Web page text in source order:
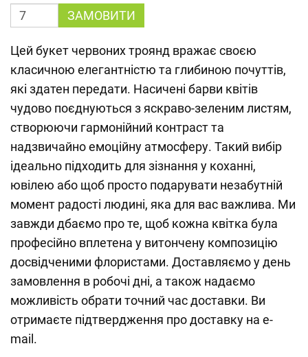
ЗАМОВИТИ
Цей букет червоних троянд вражає своєю
класичною елегантністю та глибиною почуттів,
які здатен передати. Насичені барви квітів
чудово поєднуються з яскраво-зеленим листям,
створюючи гармонійний контраст та
надзвичайно емоційну атмосферу. Такий вибір
ідеально підходить для зізнання у коханні,
ювілею або щоб просто подарувати незабутній
момент радості людині, яка для вас важлива. Ми
завжди дбаємо про те, щоб кожна квітка була
професійно вплетена у витончену композицію
досвідченими флористами. Доставляємо у день
замовлення в робочі дні, а також надаємо
можливість обрати точний час доставки. Ви
отримаєте підтвердження про доставку на e-
mail.